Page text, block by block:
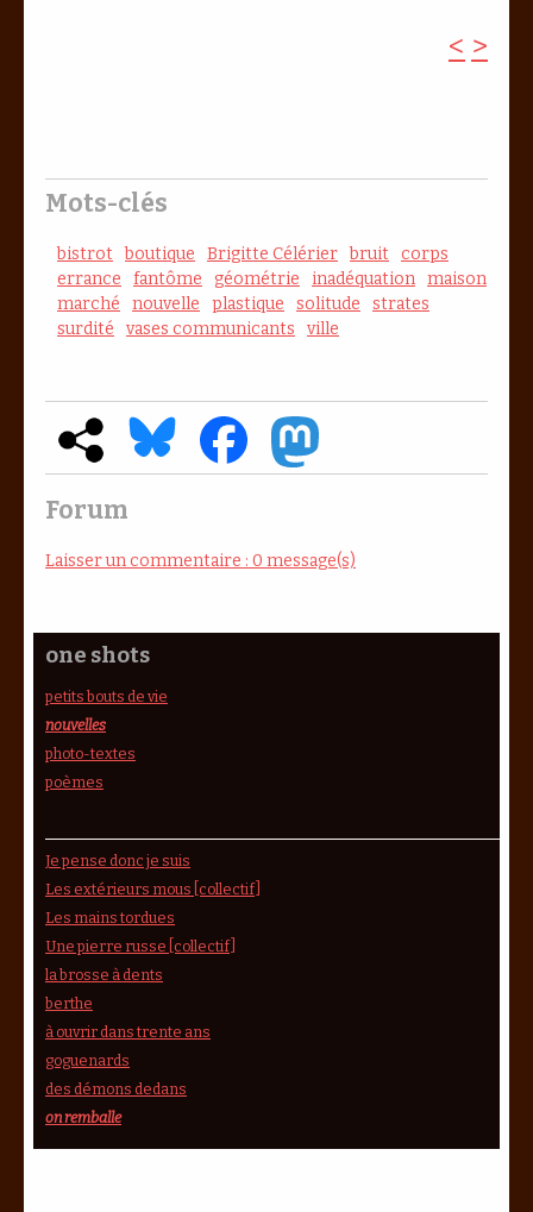
< >
Mots-clés
bistrot boutique Brigitte Célérier bruit
corps
errance
fantôme géométrie inadéquation maison
marché
nouvelle plastique solitude
strates
surdité
vases communicants ville
Forum
Laisser un commentaire : 0 message(s)
one shots
petits bouts de vie
nouvelles
photo-textes
poèmes
Je pense donc je suis
Les extérieurs mous [collectif]
Les mains tordues
Une pierre russe [collectif]
la brosse à dents
berthe
à ouvrir dans trente ans
goguenards
des démons dedans
on remballe